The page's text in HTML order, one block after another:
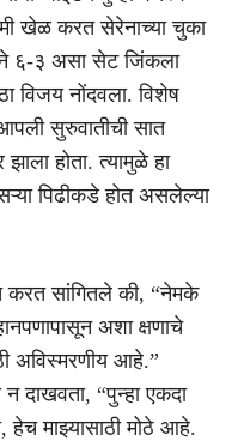
खेळ करत सेरेनाच्या चुका
६-३ असा सेट जिंकला
विजय नोंदवला. विशेष
सुरुवातीची सात
होता. त्यामुळे हा
पिढीकडे होत असलेल्या
करत सांगितले की, “नेमके
अशा क्षणाचे
अविस्मरणीय आहे.”
दाखवता, “पुन्हा एकदा
हेच माझ्यासाठी मोठे आहे.